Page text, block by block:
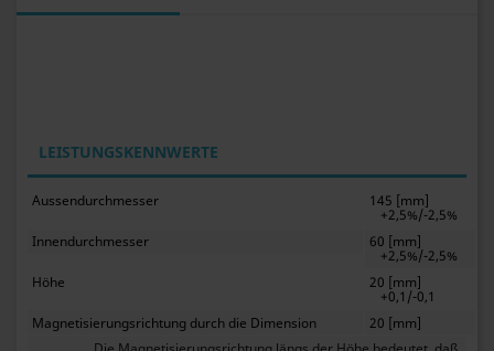
LEISTUNGSKENNWERTE
Aussendurchmesser 145 [mm]
+2,5%/-2,5%
Innendurchmesser
60 [mm]
+2,5%/-2,5%
Höhe
20 [mm]
+0,1/-0,1
Magnetisierungsrichtung durch die Dimension
20 [mm]